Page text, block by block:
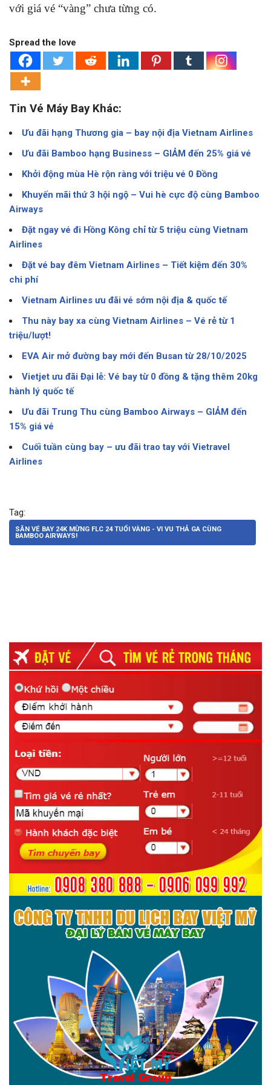
với giá vé “vàng” chưa từng có.
Spread the love
Tin Vé Máy Bay Khác:
Ưu đãi hạng Thương gia – bay nội địa Vietnam Airlines
Ưu đãi Bamboo hạng Business – GIẢM đến 25% giá vé
Khởi động mùa Hè rộn ràng với triệu vé 0 Đồng
Khuyến mãi thứ 3 hội ngộ – Vui hè cực độ cùng Bamboo
Airways
Đặt ngay vé đi Hồng Kông chỉ từ 5 triệu cùng Vietnam
Airlines
Đặt vé bay đêm Vietnam Airlines – Tiết kiệm đến 30%
chi phí
Vietnam Airlines ưu đãi vé sớm nội địa & quốc tế
Thu này bay xa cùng Vietnam Airlines – Vé rẻ từ 1
triệu/lượt!
EVA Air mở đường bay mới đến Busan từ 28/10/2025
Vietjet ưu đãi Đại lễ: Vé bay từ 0 đồng & tặng thêm 20kg
hành lý quốc tế
Ưu đãi Trung Thu cùng Bamboo Airways – GIẢM đến
15% giá vé
Cuối tuần cùng bay – ưu đãi trao tay với Vietravel
Airlines
Tag:
SĂN VÉ BAY 24K MỪNG FLC 24 TUỔI VÀNG - VI VU THẢ GA CÙNG
BAMBOO AIRWAYS!